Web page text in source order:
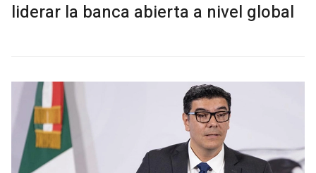
liderar la banca abierta a nivel global